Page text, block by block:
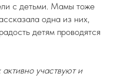
с детьми. Мамы тоже
одна из них,
детям проводятся
участвуют и